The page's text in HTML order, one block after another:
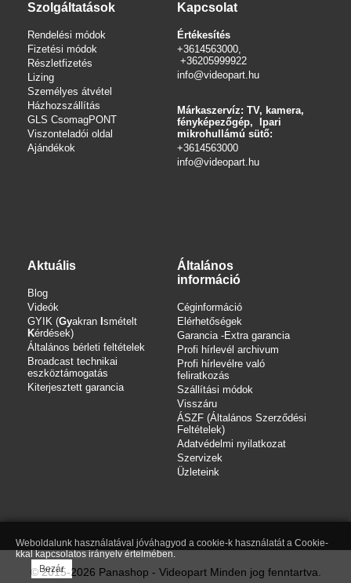
Szolgáltatások
Rendelési módok
Fizetési módok
Részletfizetés
Lizing
Személyes átvétel
Házhozszállítás
GLS CsomagPONT
Viszonteladói oldal
Ajándékok
Kapcsolat
Értékesítés
+3614563000,
+36205999922
info@videopart.hu
Márkaszervíz: TV, kamera,
fényképezőgép, Ipari
mikrohullámú sütő:
+3614563000
info@videopart.hu
Aktuális
Blog
Videók
GYIK (Gyakran smételt
Kérdések)
Általános bérleti feltételek
Broadcast technikai
eszköztámogatás
Kiterjesztett garancia
Általános
információ
Céginformáció
Elérhetőségek
Garancia -Extra garancia
Profi hírlevél archivum
Profi hírlevélre való
feliratkozás
Szállítási módok
Visszáru
ÁSZF (Általános Szerződési
Feltételek)
Adatvédelmi nyilatkozat
Szervizek
Üzleteink
© 2015-2026 Panashop - Videopart Minden jog fenntartva.
Weboldalunk használatával jóváhagyod a cookie-k használatát a Cookie-
kkal kapcsolatos irányelv értelmében.
Bezár